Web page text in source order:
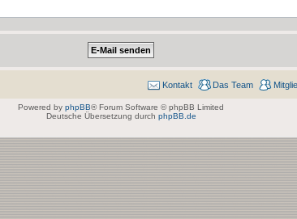
Das Team
Kontakt
Powered by phpBB® Forum Software © phpBB Limited
Deutsche Übersetzung durch phpBB.de